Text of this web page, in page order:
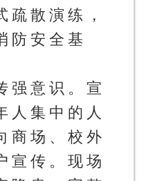
疏散演练，
防安全基
强意识。 宣
人集中的人
商场、校外
宣传。现场